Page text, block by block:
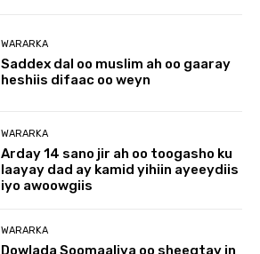
WARARKA
Saddex dal oo muslim ah oo gaaray
heshiis difaac oo weyn
WARARKA
Arday 14 sano jir ah oo toogasho ku
laayay dad ay kamid yihiin ayeeydiis
iyo awoowgiis
WARARKA
Dowlada Soomaaliya oo sheegtay in